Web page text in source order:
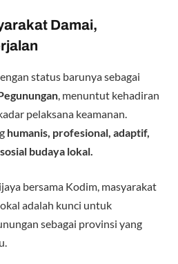
Damai,
status barunya sebagai
, menuntut kehadiran
pelaksana keamanan.
humanis, profesional, adaptif,
budaya lokal.
bersama Kodim, masyarakat
adalah kunci untuk
sebagai provinsi yang